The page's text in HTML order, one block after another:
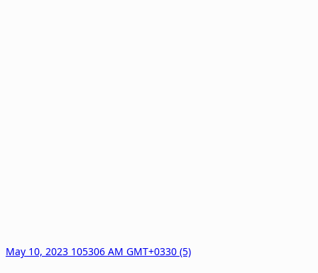
May 10, 2023 105306 AM GMT+0330 (5)